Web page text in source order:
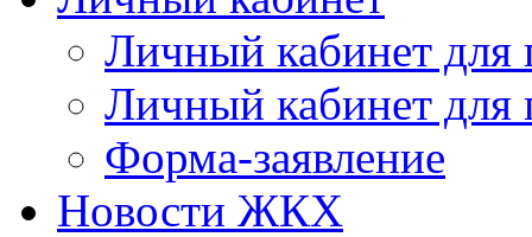
Личный кабинет
Личный кабинет
Форма-заявление
Новости ЖКХ